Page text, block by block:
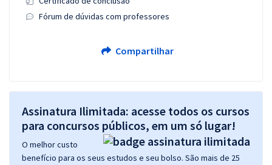
Fórum de dúvidas com professores
Compartilhar
Assinatura Ilimitada: acesse todos os cursos
para concursos públicos, em um só lugar!
O melhor custo
benefício para os seus estudos e seu bolso. São mais de 25